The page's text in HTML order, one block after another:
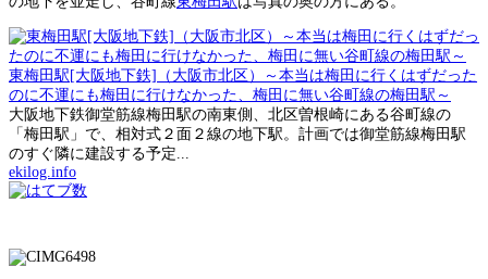
東梅田駅[大阪地下鉄]（大阪市北区）～本当は梅田に行くはずだった
のに不運にも梅田に行けなかった、梅田に無い谷町線の梅田駅～
大阪地下鉄御堂筋線梅田駅の南東側、北区曽根崎にある谷町線の
「梅田駅」で、相対式２面２線の地下駅。計画では御堂筋線梅田駅
のすぐ隣に建設する予定...
ekilog.info